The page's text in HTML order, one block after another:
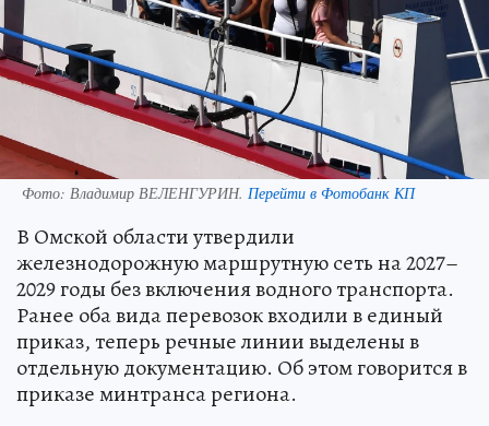
Фото: Владимир ВЕЛЕНГУРИН. Перейти в Фотобанк КП
В Омской области утвердили
железнодорожную маршрутную сеть на 2027–
2029 годы без включения водного транспорта.
Ранее оба вида перевозок входили в единый
приказ, теперь речные линии выделены в
отдельную документацию. Об этом говорится в
приказе минтранса региона.